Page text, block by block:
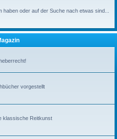
oder auf der Suche nach etwas sind...
vorgestellt
klassische Reitkunst